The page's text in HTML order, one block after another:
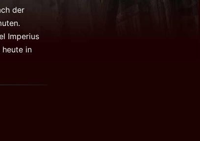
der
Imperius
in